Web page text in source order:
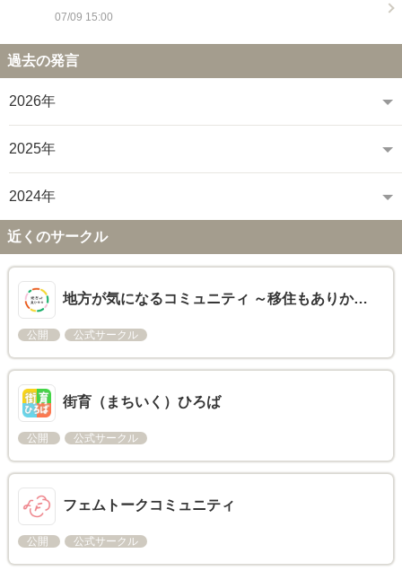
07/09 15:00
過去の発言
2026年
2025年
2024年
近くのサークル
地方が気になるコミュニティ ～移住もありか…
公開 公式サークル
街育（まちいく）ひろば
公開 公式サークル
フェムトークコミュニティ
公開 公式サークル